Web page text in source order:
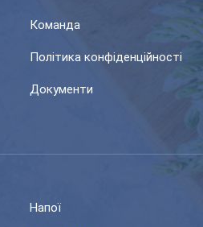
Команда
Політика конфіденційності
Документи
Напої